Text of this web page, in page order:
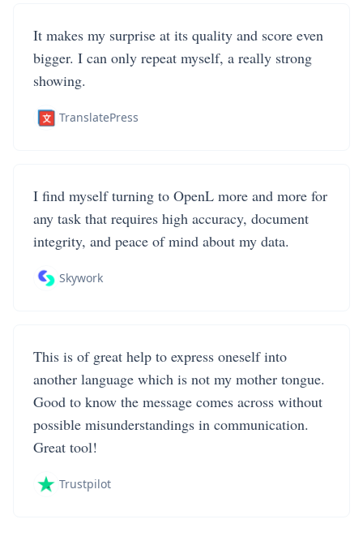
It makes my surprise at its quality and score even
bigger. I can only repeat myself, a really strong
showing.
TranslatePress
I find myself turning to OpenL more and more for
any task that requires high accuracy, document
integrity, and peace of mind about my data.
Skywork
This is of great help to express oneself into
another language which is not my mother tongue.
Good to know the message comes across without
possible misunderstandings in communication.
Great tool!
Trustpilot